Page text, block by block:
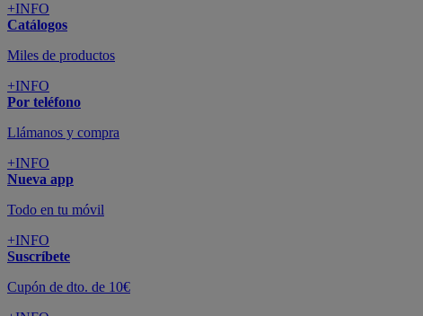
+INFO
Catálogos
Miles de productos
+INFO
Por teléfono
Llámanos y compra
+INFO
Nueva app
Todo en tu móvil
+INFO
Suscríbete
Cupón de dto. de 10€